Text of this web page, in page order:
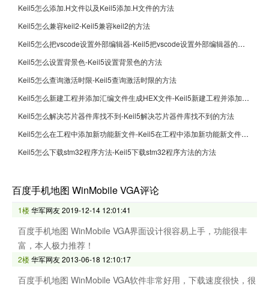
Keil5怎么添加.H文件以及Keil5添加.H文件的方法
Keil5怎么兼容keil2-Keil5兼容keil2的方法
Keil5怎么把vscode设置外部编辑器-Keil5把vscode设置外部编辑器的方法
Keil5怎么设置背景色-Keil5设置背景色的方法
Keil5怎么查询激活时限-Keil5查询激活时限的方法
Keil5怎么新建工程并添加汇编文件生成HEX文件-Keil5新建工程并添加汇编文件生成HEX文件的方法
Keil5怎么解决芯片器件库找不到-Keil5解决芯片器件库找不到的方法
Keil5怎么在工程中添加新功能新文件-Keil5在工程中添加新功能新文件的方法
Keil5怎么下载stm32程序方法-Keil5下载stm32程序方法的方法
百度手机地图 WinMobile VGA评论
1楼华军网友2019-12-14 12:01:41
百度手机地图 WinMobile VGA界面设计很容易上手，功能很丰
富，本人极力推荐！
2楼华军网友2013-06-18 12:10:17
百度手机地图 WinMobile VGA软件非常好用，下载速度很快，很